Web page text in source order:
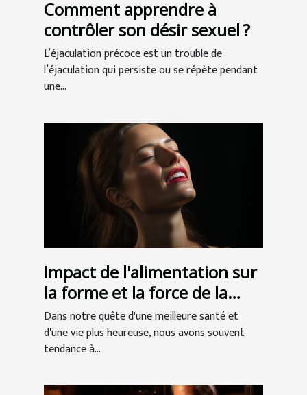
Comment apprendre à
contrôler son désir sexuel ?
L’éjaculation précoce est un trouble de
l’éjaculation qui persiste ou se répète pendant
une...
Impact de l'alimentation sur
la forme et la force de la
mâchoire
Dans notre quête d'une meilleure santé et
d'une vie plus heureuse, nous avons souvent
tendance à...